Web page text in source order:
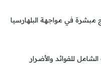
مبشرة في مواجهة البلهارسيا
للفوائد والأضرار